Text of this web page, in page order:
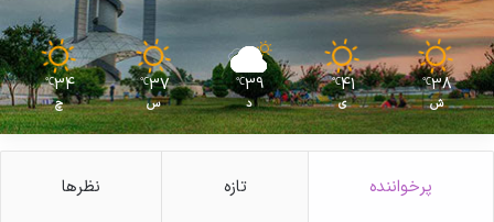
38
℃
ش
41
℃
ی
39
℃
د
37
℃
س
34
℃
چ
پرخواننده تازه نظرها